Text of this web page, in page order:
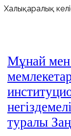
Мұнай мен
туралы